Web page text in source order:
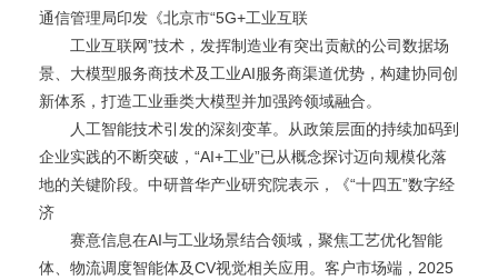
通信管理局印发《北京市“5G+工业互联
工业互联网”技术，发挥制造业有突出贡献的公司数据场
景、大模型服务商技术及工业AI服务商渠道优势，构建协同创
新体系，打造工业垂类大模型并加强跨领域融合。
人工智能技术引发的深刻变革。从政策层面的持续加码到
企业实践的不断突破，“AI+工业”已从概念探讨迈向规模化落
地的关键阶段。中研普华产业研究院表示，《“十四五”数字经
济
赛意信息在AI与工业场景结合领域，聚焦工艺优化智能
体、物流调度智能体及CV视觉相关应用。客户市场端，2025